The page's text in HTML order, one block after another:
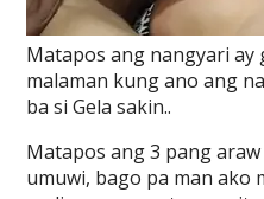
Matapos ang nangyari
malaman kung ano ang
ba si Gela sakin..
Matapos ang 3 pang
umuwi, bago pa man ako